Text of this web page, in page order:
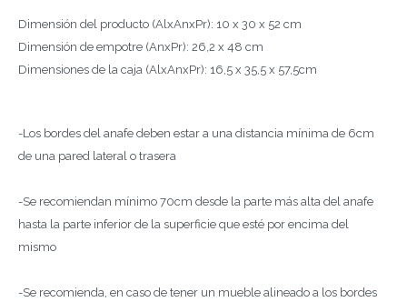
Dimensión del producto (AlxAnxPr): 10 x 30 x 52 cm
Dimensión de empotre (AnxPr): 26,2 x 48 cm
Dimensiones de la caja (AlxAnxPr): 16,5 x 35,5 x 57,5cm
-Los bordes del anafe deben estar a una distancia mínima de 6cm
de una pared lateral o trasera
-Se recomiendan mínimo 70cm desde la parte más alta del anafe
hasta la parte inferior de la superficie que esté por encima del
mismo
-Se recomienda, en caso de tener un mueble alineado a los bordes